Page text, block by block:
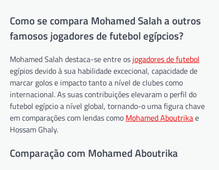
Como se compara Mohamed Salah a outros
famosos jogadores de futebol egípcios?
Mohamed Salah destaca-se entre os jogadores de futebol
egípios devido à sua habilidade excecional, capacidade de
marcar golos e impacto tanto a nível de clubes como
internacional. As suas contribuições elevaram o perfil do
futebol egípcio a nível global, tornando-o uma figura chave
em comparações com lendas como Mohamed Aboutrikae
Hossam Ghaly.
Comparação com Mohamed Aboutrika